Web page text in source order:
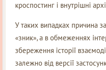
кроспостинг і внутрішні
У таких випадках причина
«зник», а в обмеженнях
збереження історії
залежно від версії